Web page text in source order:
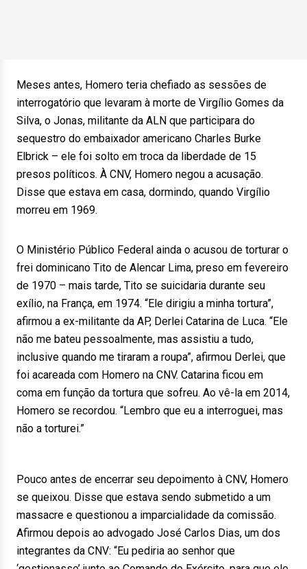
Meses antes, Homero teria chefiado as sessões de
interrogatório que levaram à morte de Virgílio Gomes da
Silva, o Jonas, militante da ALN que participara do
sequestro do embaixador americano Charles Burke
Elbrick – ele foi solto em troca da liberdade de 15
presos políticos. À CNV, Homero negou a acusação.
Disse que estava em casa, dormindo, quando Virgílio
morreu em 1969.
O Ministério Público Federal ainda o acusou de torturar o
frei dominicano Tito de Alencar Lima, preso em fevereiro
de 1970 – mais tarde, Tito se suicidaria durante seu
exílio, na França, em 1974. “Ele dirigiu a minha tortura”,
afirmou a ex-militante da AP, Derlei Catarina de Luca. “Ele
não me bateu pessoalmente, mas assistiu a tudo,
inclusive quando me tiraram a roupa”, afirmou Derlei, que
foi acareada com Homero na CNV. Catarina ficou em
coma em função da tortura que sofreu. Ao vê-la em 2014,
Homero se recordou. “Lembro que eu a interroguei, mas
não a torturei.”
Pouco antes de encerrar seu depoimento à CNV, Homero
se queixou. Disse que estava sendo submetido a um
massacre e questionou a imparcialidade da comissão.
Afirmou depois ao advogado José Carlos Dias, um dos
integrantes da CNV: “Eu pediria ao senhor que